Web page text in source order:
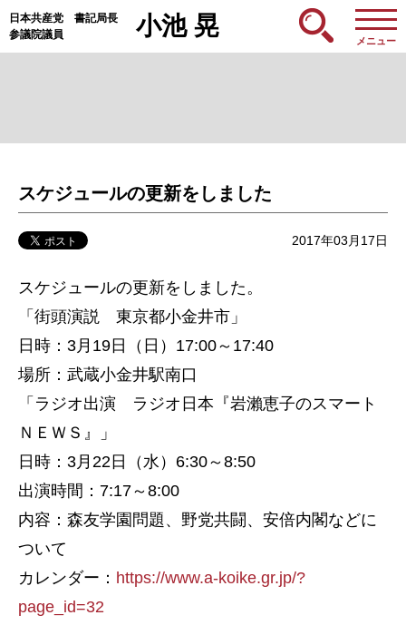
日本共産党 書記局長
参議院議員
小池 晃
メニュー
スケジュールの更新をしました
2017年03月17日
スケジュールの更新をしました。
「街頭演説 東京都小金井市」
日時：3月19日（日）17:00～17:40
場所：武蔵小金井駅南口
「ラジオ出演 ラジオ日本『岩瀨恵子のスマート
ＮＥＷＳ』」
日時：3月22日（水）6:30～8:50
出演時間：7:17～8:00
内容：森友学園問題、野党共闘、安倍内閣などに
ついて
カレンダー： https://www.a-koike.gr.jp/?
page_id=32